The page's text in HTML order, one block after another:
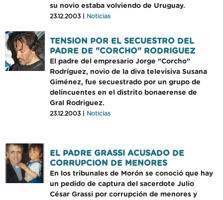
su novio estaba volviendo de Uruguay.
23.12.2003 | Noticias
TENSION POR EL SECUESTRO DEL
PADRE DE "CORCHO" RODRIGUEZ
El padre del empresario Jorge "Corcho"
Rodríguez, novio de la diva televisiva Susana
Giménez, fue secuestrado por un grupo de
delincuentes en el distrito bonaerense de
Gral Rodriguez.
23.12.2003 | Noticias
EL PADRE GRASSI ACUSADO DE
CORRUPCION DE MENORES
En los tribunales de Morón se conoció que hay
un pedido de captura del sacerdote Julio
César Grassi por corrupción de menores y